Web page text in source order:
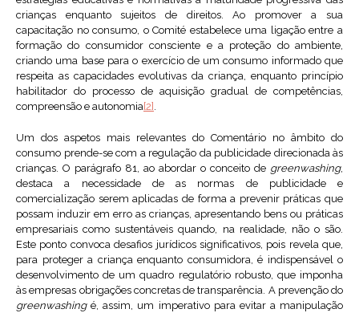
crianças enquanto sujeitos de direitos. Ao promover a sua
capacitação no consumo, o Comité estabelece uma ligação entre a
formação do consumidor consciente e a proteção do ambiente,
criando uma base para o exercício de um consumo informado que
respeita as capacidades evolutivas da criança, enquanto princípio
habilitador do processo de aquisição gradual de competências,
compreensão e autonomia[2] .
Um dos aspetos mais relevantes do Comentário no âmbito do
consumo prende-se com a regulação da publicidade direcionada às
crianças. O parágrafo 81, ao abordar o conceito de greenwashing,
destaca a necessidade de as normas de publicidade e
comercialização serem aplicadas de forma a prevenir práticas que
possam induzir em erro as crianças, apresentando bens ou práticas
empresariais como sustentáveis quando, na realidade, não o são.
Este ponto convoca desafios jurídicos significativos, pois revela que,
para proteger a criança enquanto consumidora, é indispensável o
desenvolvimento de um quadro regulatório robusto, que imponha
às empresas obrigações concretas de transparência. A prevenção do
greenwashingé, assim, um imperativo para evitar a manipulação